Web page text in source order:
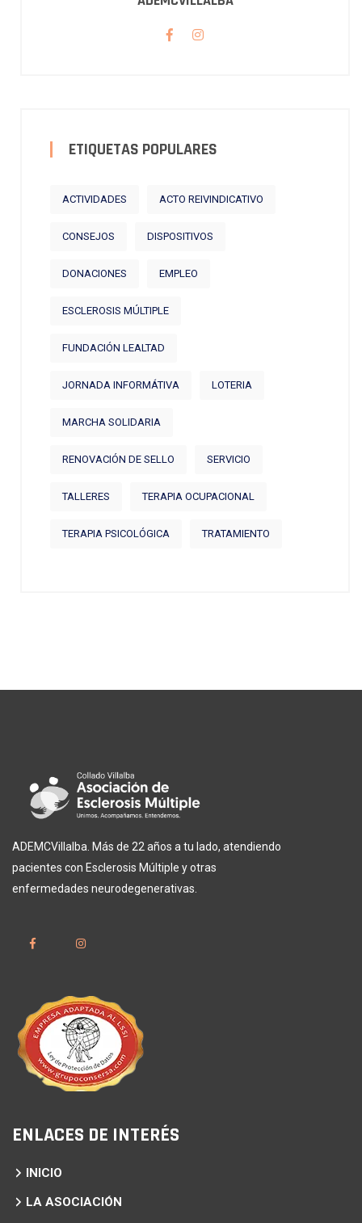
ETIQUETAS POPULARES
ACTIVIDADES ACTO REIVINDICATIVO
CONSEJOS DISPOSITIVOS
DONACIONES EMPLEO
ESCLEROSIS MÚLTIPLE
FUNDACIÓN LEALTAD
JORNADA INFORMÁTIVA LOTERIA
MARCHA SOLIDARIA
RENOVACIÓN DE SELLO SERVICIO
TALLERES TERAPIA OCUPACIONAL
TERAPIA PSICOLÓGICA TRATAMIENTO
ADEMCVillalba. Más de 22 años a tu lado, atendiendo
pacientes con Esclerosis Múltiple y otras
enfermedades neurodegenerativas.
ENLACES DE INTERÉS
INICIO
LA ASOCIACIÓN